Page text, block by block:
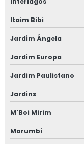
Fornecedor de
Fornecedor de
Fornecedor de
Fornecedor de
Fornecedor de
Itaim Bibi
Jardim Ângela
Jardim Europa
Jardim Paulistano
Jardins
M'Boi Mirim
Morumbi